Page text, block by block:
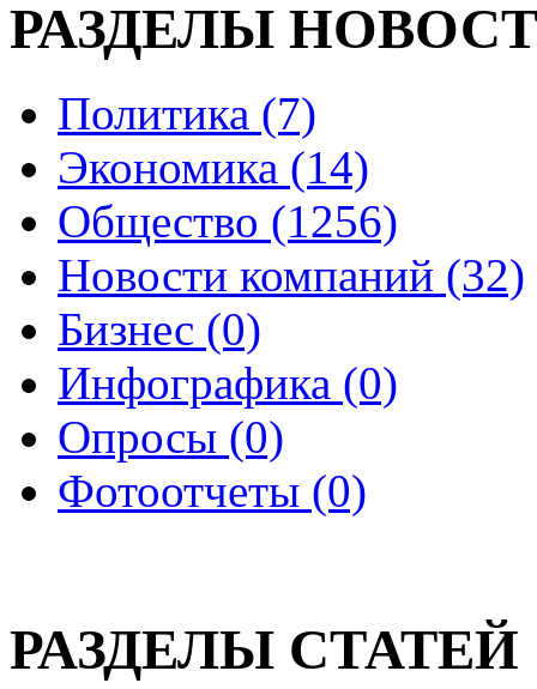
РАЗДЕЛЫ
Политика (7)
Экономика (14)
Общество (1256)
Новости компаний (32)
Бизнес (0)
Инфографика (0)
Опросы (0)
Фотоотчеты (0)
РАЗДЕЛЫ СТАТЕЙ